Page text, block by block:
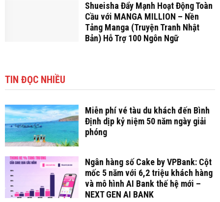
Shueisha Đẩy Mạnh Hoạt Động Toàn
Cầu với MANGA MILLION – Nền
Tảng Manga (Truyện Tranh Nhật
Bản) Hỗ Trợ 100 Ngôn Ngữ
TIN ĐỌC NHIỀU
Miễn phí vé tàu du khách đến Bình
Định dịp kỷ niệm 50 năm ngày giải
phóng
Ngân hàng số Cake by VPBank: Cột
mốc 5 năm với 6,2 triệu khách hàng
và mô hình AI Bank thế hệ mới –
NEXT GEN AI BANK